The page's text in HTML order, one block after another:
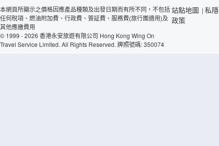
本網頁所顯示之價格因應產品種類及出發日期而有所不同，不包括
任何稅項、燃油附加費、行政費、簽証費、服務費(旅行團適用)及
其他應繳費用
© 1999 - 2026 香港永安旅遊有限公司 Hong Kong Wing On
Travel Service Limited. All Rights Reserved. 牌照號碼: 350074
站點地圖 | 私隱
政策